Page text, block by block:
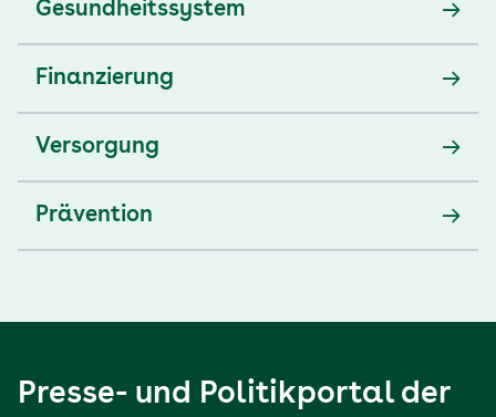
Gesundheitssystem
Finanzierung
Versorgung
Prävention
Presse- und Politikportal der